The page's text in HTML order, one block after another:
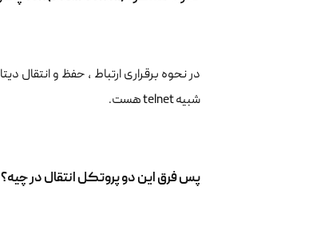
شبیه telnet هست.
پس فرق این دو پروتکل انتقال در چیه؟